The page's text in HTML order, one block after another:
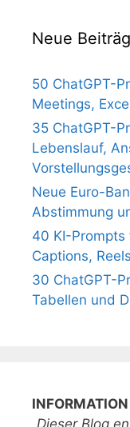
Neue
50 ChatGPT-
Meetings,
35 ChatGPT-
Lebenslauf,
Neue Euro-
Abstimmung
40 KI-Prompts
Captions,
30 ChatGPT-
Tabellen und
INFORMATION
„Dieser Blog